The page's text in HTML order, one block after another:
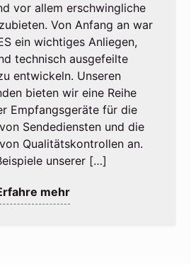
vor allem erschwingliche
Von Anfang an war
ein wichtiges Anliegen,
technisch ausgefeilte
entwickeln. Unseren
bieten wir eine Reihe
Empfangsgeräte für die
Sendediensten und die
Qualitätskontrollen an.
unserer […]
mehr